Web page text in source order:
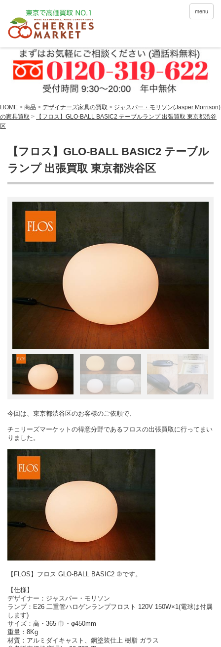
menu
HOME > 商品 > デザイナーズ家具の買取 > ジャスパー・モリソン(Jasper Morrison)
の家具買取 >
【フロス】GLO-BALL BASIC2 テーブルランプ 出張買取 東京都渋谷
区
【フロス】GLO-BALL BASIC2 テーブル
ランプ 出張買取 東京都渋谷区
今回は、東京都渋谷区のお客様のご依頼で、
チェリーズマーケットの得意分野であるフロスの出張買取に行ってまい
りました。
【FLOS】フロス GLO-BALL BASIC2 ②です。
【仕様】
デザイナー：ジャスパー・モリソン
ランプ：E26 二重管ハロゲンランプフロスト 120V 150W×1(電球は付属
します)
サイズ：高・365 巾・φ450mm
重量：8Kg
材質：アルミダイキャスト、鋼塗装仕上 樹脂 ガラス